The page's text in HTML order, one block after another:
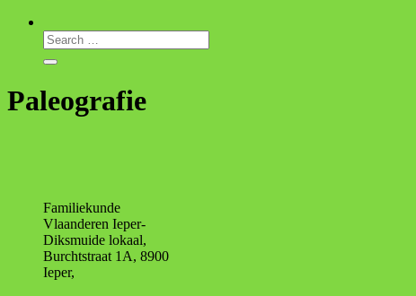
Paleografie
Familiekunde
Vlaanderen Ieper-
Diksmuide lokaal,
Burchtstraat 1A, 8900
Ieper,